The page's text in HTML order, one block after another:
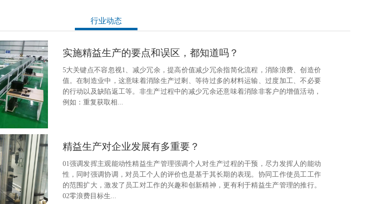
行业动态
实施精益生产的要点和误区，都知道吗？
5大关键点不容忽视1、减少冗余，提高价值减少冗余指简化流程，消除浪费、创造价
值。在制造业中，这意味着消除生产过剩、等待过多的材料运输、过度加工、不必要
的行动以及缺陷返工等。非生产过程中的减少冗余还意味着消除非客户的增值活动，
例如：重复获取相...
精益生产对企业发展有多重要？
01强调发挥主观能动性精益生产管理强调个人对生产过程的干预，尽力发挥人的能动
性，同时强调协调，对员工个人的评价也是基于其长期的表现。协同工作使员工工作
的范围扩大，激发了员工对工作的兴趣和创新精神，更有利于精益生产管理的推行。
02零浪费目标生...